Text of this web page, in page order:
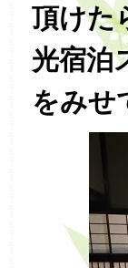
頂けた
光宿泊
をみせ